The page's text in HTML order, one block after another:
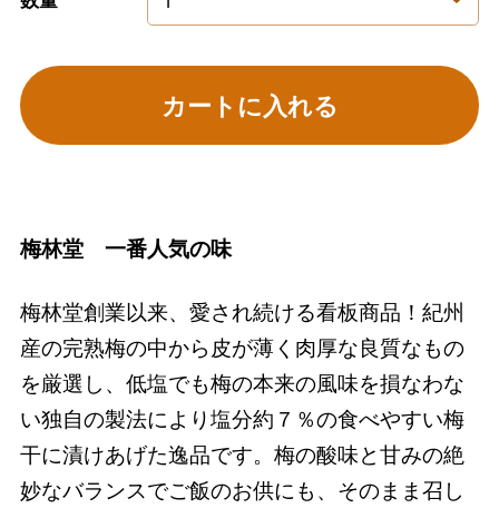
カートに入れる
梅林堂 一番人気の味
梅林堂創業以来、愛され続ける看板商品！紀州
産の完熟梅の中から皮が薄く肉厚な良質なもの
を厳選し、低塩でも梅の本来の風味を損なわな
い独自の製法により塩分約７％の食べやすい梅
干に漬けあげた逸品です。梅の酸味と甘みの絶
妙なバランスでご飯のお供にも、そのまま召し